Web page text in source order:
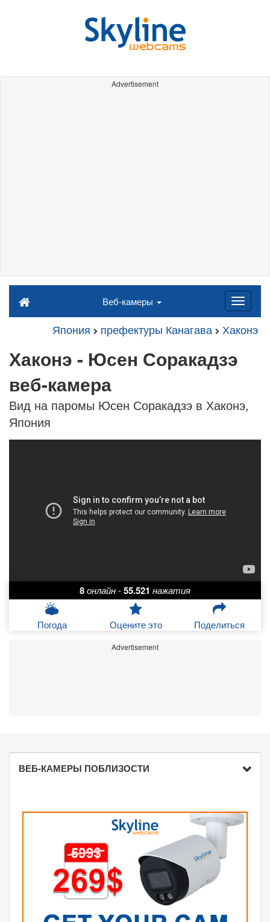
Advertisement
Веб-камеры
Япония префектуры Канагава Хаконэ
Хаконэ - Юсен Соракадзэ
веб-камера
Вид на паромы Юсен Соракадзэ в Хаконэ,
Япония
8онлайн-55.521 нажатия
Погода Оцените это Поделиться
Advertisement
ВЕБ-КАМЕРЫ ПОБЛИЗОСТИ